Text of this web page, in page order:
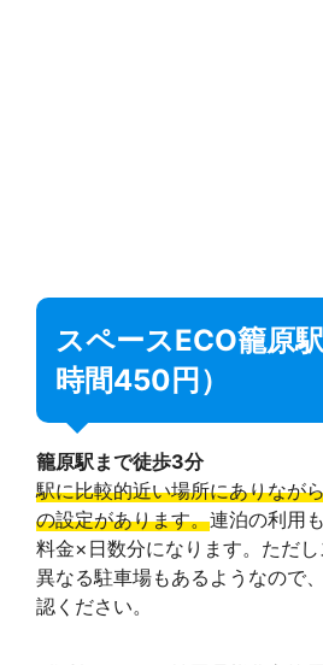
スペースECO籠原
時間450円）
籠原駅まで徒歩3分
駅に比較的近い場所にありなが
の設定があります。連泊の利用
料金×日数分になります。ただ
異なる駐車場もあるようなので
認ください。